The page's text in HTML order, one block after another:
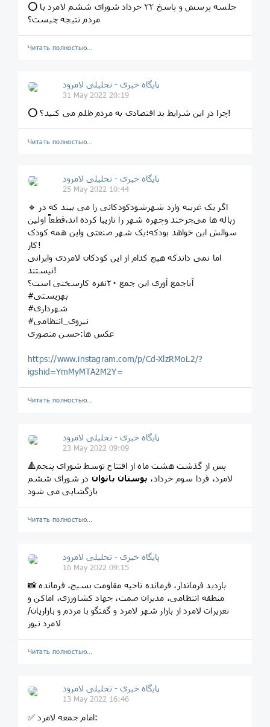
⭕ جلسه پرسش و پاسخ ۲۲ خرداد شورای ششم لامرد با
مردم نتیجه چیست؟
Читать полностью…
پایگاه خبری - تحلیلی لامرود
31 May 2022 20:19
⭕ چرا در این شرایط بد اقتصادی به مردم ظلم می کنید؟!
Читать полностью…
پایگاه خبری - تحلیلی لامرود
25 May 2022 10:44
🔹 ‏اگر یک غریبه وارد شهرشودکودکانی را می بیند که در
زباله ها می‌چرخند و‌چهره شهر را نازیبا کرده اند،قطعاً اولین
سوالش این خواهد بودکه؛یک شهر صنعتی واین همه کودک
کار!
اما نمی داندکه هیچ کدام از این کودکان لامردی و‌ایرانی
نیستند!
آیاجمع آوری این جمع ۲۰نفره کارسختی است؟
#بهزیستی
#شهرداری
#نیروی_انتظامی
عکس ها:حسن منصوری
https://www.instagram.com/p/Cd-XlzRMoL2/?
igshid=YmMyMTA2M2Y=
Читать полностью…
پایگاه خبری - تحلیلی لامرود
23 May 2022 09:09
🔺پس از گذشت هشت ماه از افتتاح توسط شورای پنجم
لامرد، فردا سوم خرداد، بوستان بانوان در شورای ششم
بازگشایی می شود
Читать полностью…
پایگاه خبری - تحلیلی لامرود
16 May 2022 09:15
📸 بازدید فرماندار، فرمانده ناحیه مقاومت بسیج، فرمانده
منطقه انتظامی، مدیران صمت، جهاد کشاورزی، اماکن و
تعزیرات لامرد از بازار شهر لامرد و گفتگو با مردم و بازاریان/
لامرد نیوز
Читать полностью…
پایگاه خبری - تحلیلی لامرود
13 May 2022 16:46
✅ امام جمعه لامرد: